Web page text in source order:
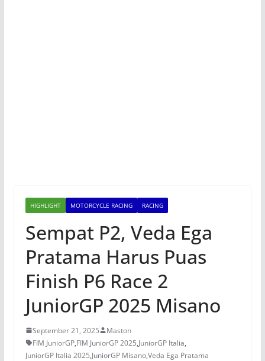
HIGHLIGHT MOTORCYCLE RACING RACING
Sempat P2, Veda Ega
Pratama Harus Puas
Finish P6 Race 2
JuniorGP 2025 Misano
September 21, 2025
Maston
FIM JuniorGP,FIM JuniorGP 2025,JuniorGP Italia,
JuniorGP Italia 2025,JuniorGP Misano,Veda Ega Pratama